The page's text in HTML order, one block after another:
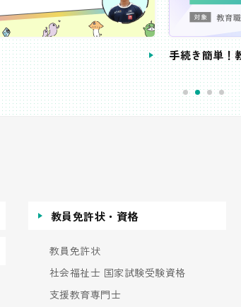
手続き簡単！
教員免許状・資格
教員免許状
社会福祉士 国家試験受験資格
支援教育専門士